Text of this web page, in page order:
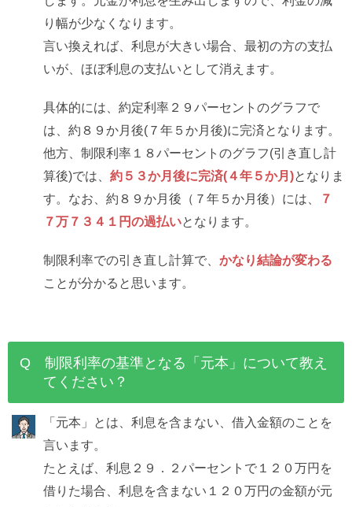
り幅が少なくなります。
言い換えれば、利息が大きい場合、最初の方の支払
いが、ほぼ利息の支払いとして消えます。
具体的には、約定利率２９パーセントのグラフで
は、約８９か月後(７年５か月後)に完済となります。
他方、制限利率１８パーセントのグラフ(引き直し計
算後)では、 約５３か月後に完済(４年５か月)となりま
す。なお、約８９か月後（７年５か月後）には、
７
７万７３４１円の過払いとなります。
制限利率での引き直し計算で、 かなり結論が変わる
ことが分かると思います。
Q 制限利率の基準となる「元本」について教え
てください？
「元本」とは、利息を含まない、借入金額のことを
言います。
たとえば、利息２９．２パーセントで１２０万円を
借りた場合、利息を含まない１２０万円の金額が元